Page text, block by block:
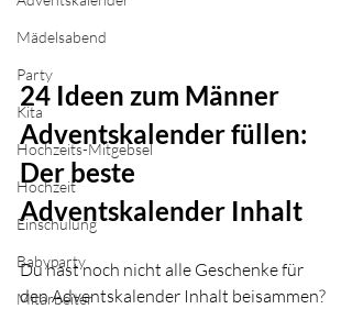
Mädelsabend
Party
Kita
Hochzeits-Mitgebsel
Hochzeit
Einschulung
Babyparty
Mitarbeiter
24 Ideen zum Männer
Adventskalender füllen:
Der beste
Adventskalender Inhalt
Du hast noch nicht alle Geschenke für
den Adventskalender Inhalt beisammen?